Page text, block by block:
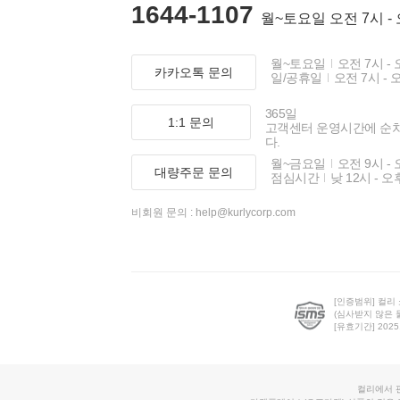
1644-1107 월~토요일 오전 7시 -
카카오톡 문의
월~토요일
오전 7시 -
일/공휴일
오전 7시 -
1:1 문의
365일
고객센터 운영시간에 순
다.
대량주문 문의
월~금요일
오전 9시 -
점심시간
낮 12시 - 오
비회원 문의 : help@kurlycorp.com
[인증범위] 컬리
(심사받지 않은
[유효기간]
컬리에서